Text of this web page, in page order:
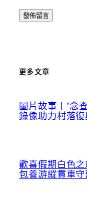
更多文章
圖片故事丨“念
錄像助力村落
歡喜假期白色
包養游縱貫車